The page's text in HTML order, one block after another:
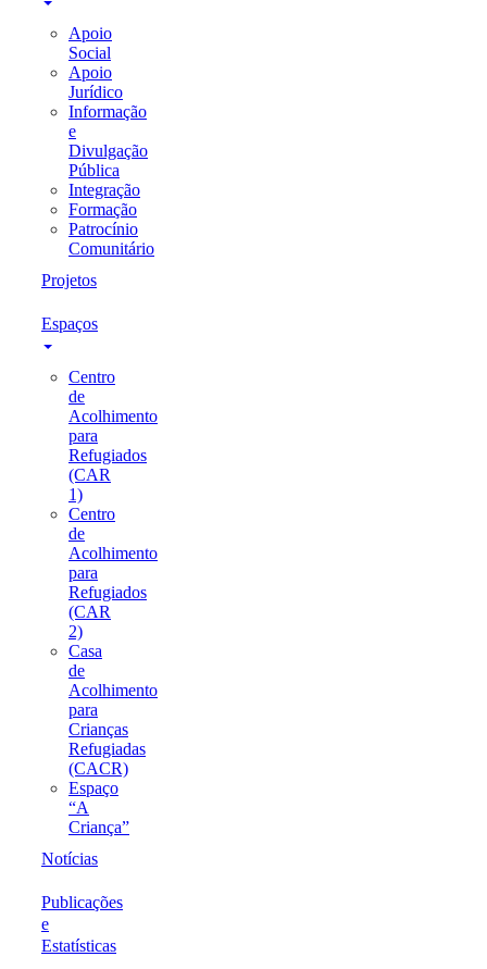
Apoio
Social
Apoio
Jurídico
Informação
e
Divulgação
Pública
Integração
Formação
Patrocínio
Comunitário
Projetos
Espaços
Centro
de
Acolhimento
para
Refugiados
(CAR
1)
Centro
de
Acolhimento
para
Refugiados
(CAR
2)
Casa
de
Acolhimento
para
Crianças
Refugiadas
(CACR)
Espaço
“A
Criança”
Notícias
Publicações
e
Estatísticas